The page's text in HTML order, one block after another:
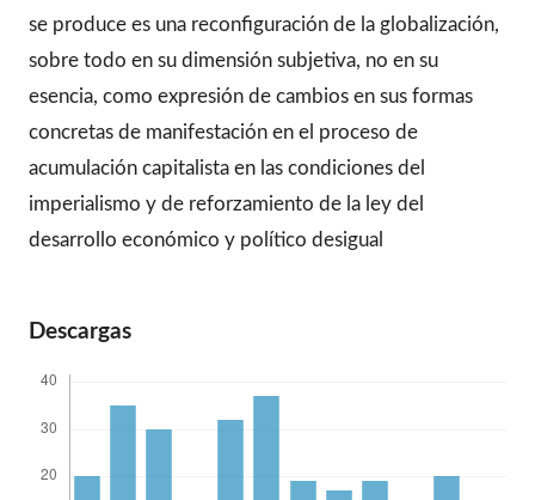
se produce es una reconfiguración de la globalización,
sobre todo en su dimensión subjetiva, no en su
esencia, como expresión de cambios en sus formas
concretas de manifestación en el proceso de
acumulación capitalista en las condiciones del
imperialismo y de reforzamiento de la ley del
desarrollo económico y político desigual
Descargas